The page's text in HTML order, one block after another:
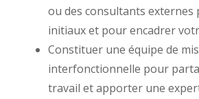
ou des consultants externes
initiaux et pour encadrer
Constituer une équipe de
interfonctionnelle pour
travail et apporter une